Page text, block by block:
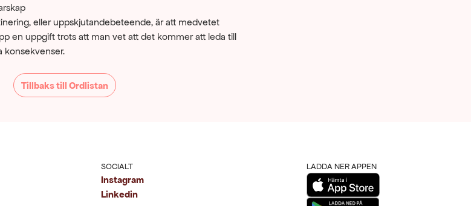
eller uppskjutandebeteende, är att medvetet
en uppgift trots att man vet att det kommer att leda till
konsekvenser.
Tillbaks till Ordlistan
SOCIALT
Instagram
Linkedin
LADDA NER APPEN